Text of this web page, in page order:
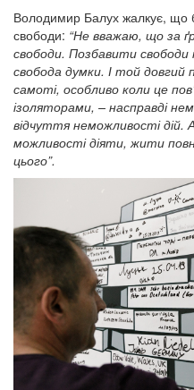
Володимир Балух жалкує, що
свободи: “Не вважаю, що за
свободи. Позбавити
свобода думки. І той довгий
самоті, особливо коли це
ізоляторами, – насправді
відчуття неможливості
можливості діяти, жити
цього”.